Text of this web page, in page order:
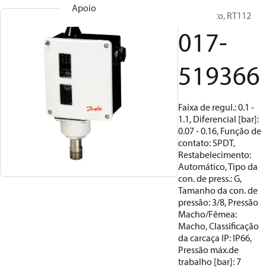
Apoio
Pressostato, RT112
017-
519366
Faixa de regul.: 0.1 -
1.1, Diferencial [bar]:
0.07 - 0.16, Função de
contato: SPDT,
Restabelecimento:
Automático, Tipo da
con. de press.: G,
Tamanho da con. de
pressão: 3/8, Pressão
Macho/Fêmea:
Macho, Classificação
da carcaça IP: IP66,
Pressão máx.de
trabalho [bar]: 7